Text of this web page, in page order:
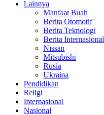
Lainnya
Manfaat Buah
Berita Otomotif
Berita Teknologi
Berita Internasional
Nissan
Mitsubishi
Rusia
Ukraina
Pendidikan
Religi
Internasional
Nasional